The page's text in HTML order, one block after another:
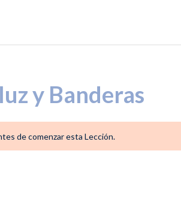
y Banderas
de comenzar esta Lección.